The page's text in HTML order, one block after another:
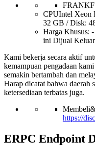
CPUIntel Xeon
32 GB / Disk:
Harga Khusus:
ini Dijual Keluar)
Kami bekerja secara aktif
kemampuan pengadaan
semakin bertambah dan
Harap dicatat bahwa daerah
ketersediaan terbatas juga.
https://
ERPC Endpoint